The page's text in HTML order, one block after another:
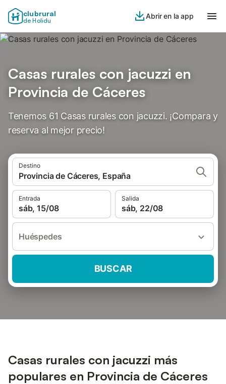
clubrural
de Holidu
Abrir en la app
Casas rurales con jacuzzi en
Provincia de Cáceres
Tenemos 61 Casas rurales con jacuzzi. ¡Compara y
reserva al mejor precio!
Destino
Provincia de Cáceres, España
Entrada
sáb, 15/08
Salida
sáb, 22/08
Huéspedes
BUSCAR
Casas rurales con jacuzzi más
populares en Provincia de Cáceres